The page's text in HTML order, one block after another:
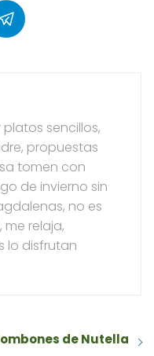
sencillos,
propuestas
tomen con
de invierno sin
no es
relaja,
lo disfrutan
de Nutella